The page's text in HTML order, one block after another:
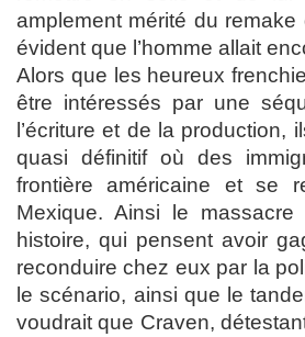
amplement mérité du remake
évident que l’homme allait
Alors que les heureux
être intéressés par une
l’écriture et de la production,
quasi définitif où des
frontière américaine et se
Mexique. Ainsi le
histoire, qui pensent avoir
reconduire chez eux par la
le scénario, ainsi que le
voudrait que Craven,